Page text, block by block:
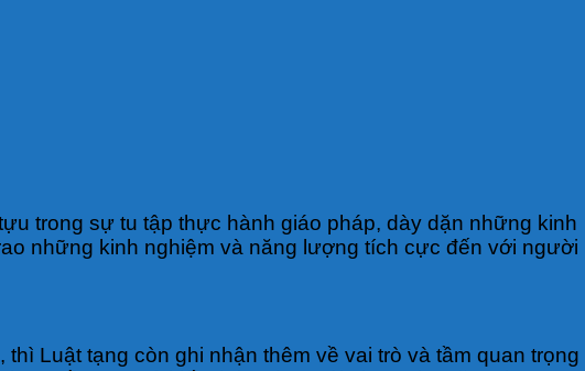
trong sự tu tập thực hành giáo pháp, dày dặn những kinh
những kinh nghiệm và năng lượng tích cực đến với người
Luật tạng còn ghi nhận thêm về vai trò và tầm quan trọng